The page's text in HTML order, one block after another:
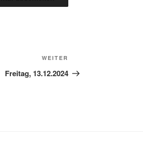
Beitrag
WEITER
Freitag, 13.12.2024